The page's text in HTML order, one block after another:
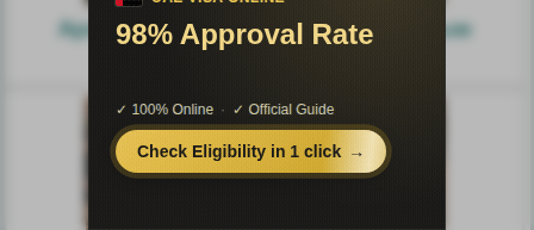
Археология. Датировка по древесным
кольцам